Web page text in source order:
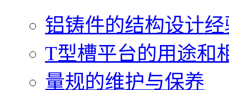
铝铸件的结构设计经
T型槽平台的用途和
量规的维护与保养